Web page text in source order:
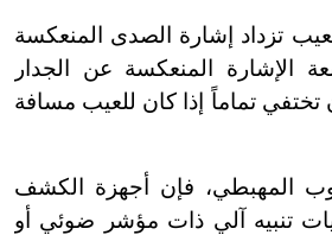
تزداد إشارة الصدى المنعكسة
الإشارة المنعكسة عن الجدار
تختفي تماماً إذا كان للعيب مسافة
المهبطي، فإن أجهزة الكشف
تنبيه آلي ذات مؤشر ضوئي أو